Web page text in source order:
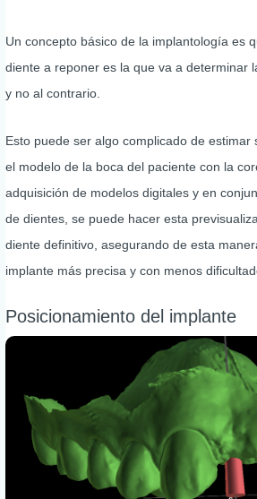
Un concepto básico de la implantología es
diente a reponer es la que va a determinar
y no al contrario.
Esto puede ser algo complicado de estimar
el modelo de la boca del paciente con la
adquisición de modelos digitales y en
de dientes, se puede hacer esta
diente definitivo, asegurando de esta
implante más precisa y con menos
Posicionamiento del implante